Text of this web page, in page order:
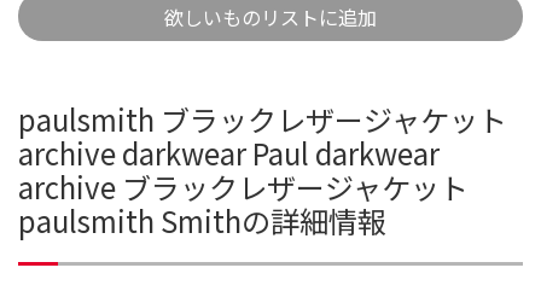
欲しいものリストに追加
paulsmith ブラックレザージャケット
archive darkwear Paul darkwear
archive ブラックレザージャケット
paulsmith Smithの詳細情報